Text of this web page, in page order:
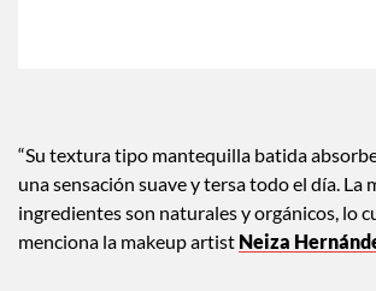
“Su textura tipo mantequilla batida
una sensación suave y tersa todo el día. La
ingredientes son naturales y orgánicos, lo
menciona la makeup artist Neiza